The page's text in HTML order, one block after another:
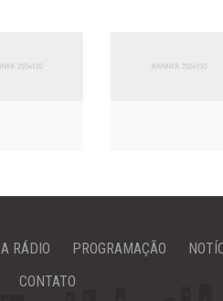
A RÁDIO PROGRAMAÇÃO
CONTATO